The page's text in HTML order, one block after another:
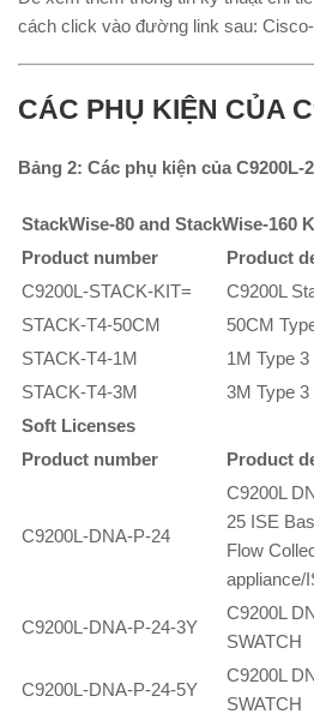
cách click vào đường link sau:
CÁC PHỤ KIỆN CỦA
Bảng 2: Các phụ kiện của C9200L-
StackWise-80 and StackWise-160
Product number
Product
C9200L-STACK-KIT=
C9200L
STACK-T4-50CM
50CM
STACK-T4-1M
1M Type
STACK-T4-3M
3M Type
Soft Licenses
Product number
Product
C9200L-DNA-P-24
C9200L
25 ISE
Flow
appliance/
C9200L-DNA-P-24-3Y
C9200L
SWATCH
C9200L-DNA-P-24-5Y
C9200L
SWATCH